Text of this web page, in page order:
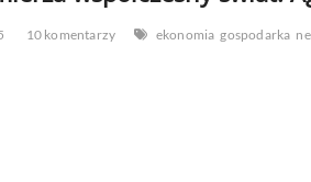
10 komentarzy ekonomia gospodarka